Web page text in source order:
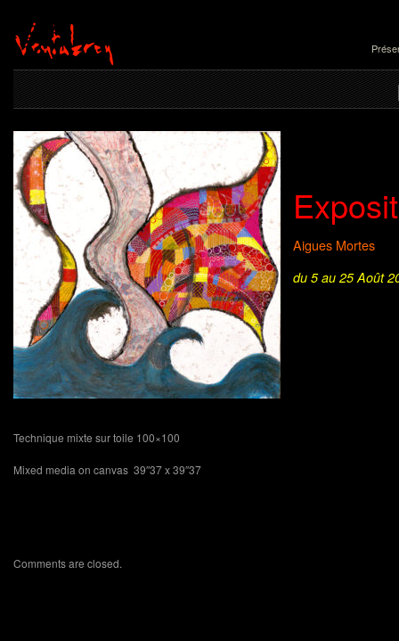
Aigues Mortes
du 5 au 25 Août
Technique mixte sur toile 100×100
Mixed media on canvas 39″37 x 39″37
Comments are closed.